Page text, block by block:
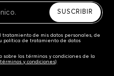
SUSCRIBIR
tratamiento de mis datos personales, de
política de tratamiento de datos
sobre los términos y condiciones de la
y condiciones)